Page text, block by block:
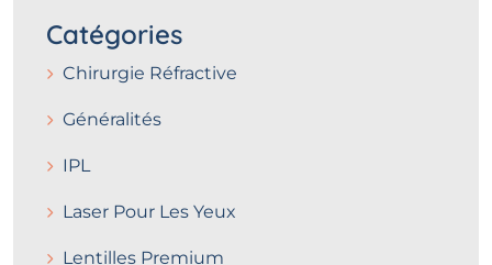
Catégories
Chirurgie Réfractive
Généralités
IPL
Laser Pour Les Yeux
Lentilles Premium